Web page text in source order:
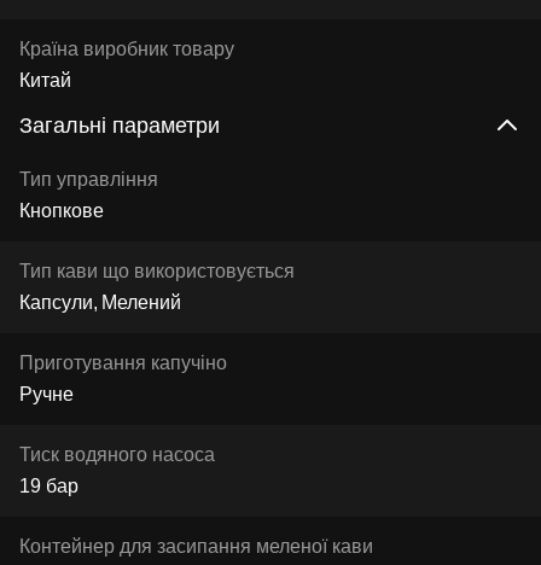
Країна виробник товару
Китай
Загальні параметри
Тип управління
Кнопкове
Тип кави що використовується
Капсули Мелений
Приготування капучіно
Ручне
Тиск водяного насоса
19 бар
Контейнер для засипання меленої кави